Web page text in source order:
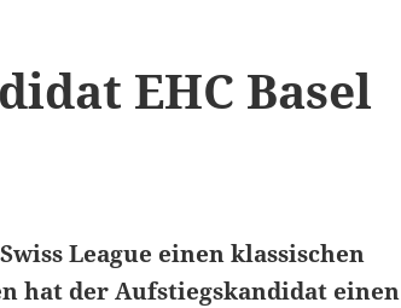
EHC Basel
League einen klassischen
hat der Aufstiegskandidat einen